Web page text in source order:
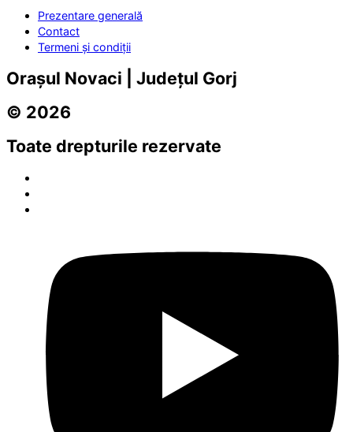
Prezentare generală
Contact
Termeni și condiții
Orașul Novaci | Județul Gorj
© 2026
Toate drepturile rezervate